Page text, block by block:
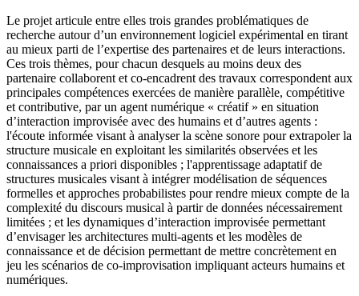
Le projet articule entre elles trois grandes problématiques de
recherche autour d’un environnement logiciel expérimental en tirant
au mieux parti de l’expertise des partenaires et de leurs interactions.
Ces trois thèmes, pour chacun desquels au moins deux des
partenaire collaborent et co-encadrent des travaux correspondent aux
principales compétences exercées de manière parallèle, compétitive
et contributive, par un agent numérique « créatif » en situation
d’interaction improvisée avec des humains et d’autres agents :
l'écoute informée visant à analyser la scène sonore pour extrapoler la
structure musicale en exploitant les similarités observées et les
connaissances a priori disponibles ; l'apprentissage adaptatif de
structures musicales visant à intégrer modélisation de séquences
formelles et approches probabilistes pour rendre mieux compte de la
complexité du discours musical à partir de données nécessairement
limitées ; et les dynamiques d’interaction improvisée permettant
d’envisager les architectures multi-agents et les modèles de
connaissance et de décision permettant de mettre concrètement en
jeu les scénarios de co-improvisation impliquant acteurs humains et
numériques.